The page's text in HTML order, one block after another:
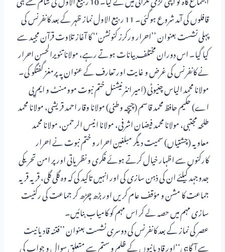
قافلوں کی آمد شروع ہوگئی۔ 11 ربیع الاول نماز ظہر کے بعد کانفرنس کی
پہلی نشست بعنوان ’’احرار ورکرز کنونشن‘‘ کا آغاز تلاوت قرآن مجید سے
کیا گیا۔ اس دوران مختلف بیانات ہوتے رہے، مولانا تنویرالحسن احرار
نے کانفرنس کی غرض و غایت اور تعارف کے عنوان پہ پرمغز گفتگو کی۔
مولانا محمد الیاس چنیوٹی (امیر انٹرنیشنل ختم نبوت موومنٹ و ایم پی
اے) حکیم حافظ محمد قاسم (چیچہ وطنی) مولانا وقار احمد قریشی، مولانا محمد
طلحہ مجتبی، مولانا محمد فیضان اشرفی، مولانا انیس الرحمن، مولانا محمد
معاویہ (چشتیاں) سمیت دیگر مبلغین احرار و ختم نبوت نے احرار
کارکنوں سے اظہار خیال کرتے ہوئے فکری و نظریاتی اور پر امن تحریکی
جدوجہد کیلئے ان کی ذہن سازی کی اور انہیں تاکید کی کہ وہ گلی گلی، قریہ قریہ
جماعت کا مشن و مؤقف عام کریں اور بڑھ چڑھ کر جماعت کی رکنیت
سازی مہم میں حصہ لے کر اس مہم کو کامیاب بنائیں۔
عصر کی نماز کے بعد کانفرنس کی دوسری نشست بعنوان ’’فتنہ قادیانیت
سے آگاہی‘‘اور قادیانیوں کے ظلم و ستم سے متعلق سوال و جواب کی